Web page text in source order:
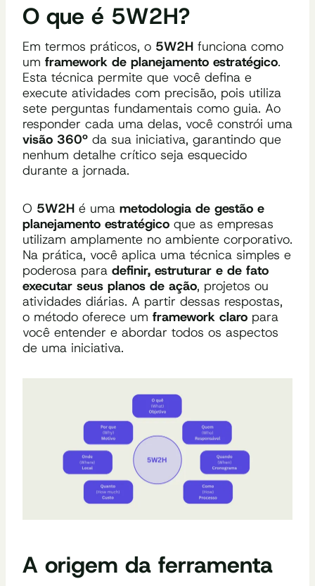
O que é 5W2H?
Em termos práticos, o 5W2H funciona como
um framework de planejamento estratégico.
Esta técnica permite que você defina e
execute atividades com precisão, pois utiliza
sete perguntas fundamentais como guia. Ao
responder cada uma delas, você constrói uma
visão 360º da sua iniciativa, garantindo que
nenhum detalhe crítico seja esquecido
durante a jornada.
O 5W2H é uma metodologia de gestão e
planejamento estratégico que as empresas
utilizam amplamente no ambiente corporativo.
Na prática, você aplica uma técnica simples e
poderosa para definir, estruturar e de fato
executar seus planos de ação, projetos ou
atividades diárias. A partir dessas respostas,
o método oferece um framework claro para
você entender e abordar todos os aspectos
de uma iniciativa.
A origem da ferramenta